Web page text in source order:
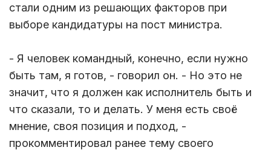
стали одним из решающих факторов при
выборе кандидатуры на пост министра.
- Я человек командный, конечно, если нужно
быть там, я готов, - говорил он. - Но это не
значит, что я должен как исполнитель быть и
что сказали, то и делать. У меня есть своё
мнение, своя позиция и подход, -
прокомментировал ранее тему своего